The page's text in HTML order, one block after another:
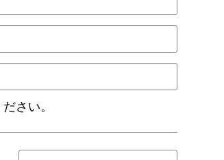
さい。